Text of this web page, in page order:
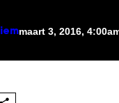
maart 3, 2016,